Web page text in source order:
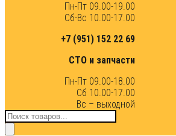
Пн-Пт 09.00-19.00
Сб-Вс 10.00-17.00
+7 (951) 152 22 69
СТО и запчасти
Пн-Пт 09.00-18.00
Сб 10.00-17.00
Вс – выходной
Поиск
товаров